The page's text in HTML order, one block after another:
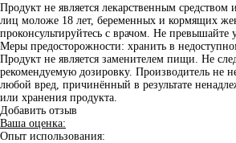
Продукт не является лекарственным средством
лиц моложе 18 лет, беременных и кормящих
проконсультируйтесь с врачом. Не превышайте
Меры предосторожности: хранить в
Продукт не является заменителем пищи. Не
рекомендуемую дозировку. Производитель не
любой вред, причинённый в результате
или хранения продукта.
Добавить отзыв
Ваша оценка:
Опыт использования: